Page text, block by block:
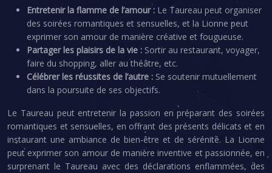
Entretenir la flamme de l’amour : Le Taureau peut organiser
des soirées romantiques et sensuelles, et la Lionne peut
exprimer son amour de manière créative et fougueuse.
Partager les plaisirs de la vie : Sortir au restaurant, voyager,
faire du shopping, aller au théâtre, etc.
Célébrer les réussites de l’autre : Se soutenir mutuellement
dans la poursuite de ses objectifs.
Le Taureau peut entretenir la passion en préparant des soirées
romantiques et sensuelles, en offrant des présents délicats et en
instaurant une ambiance de bien-être et de sérénité. La Lionne
peut exprimer son amour de manière inventive et passionnée, en
surprenant le Taureau avec des déclarations enflammées, des